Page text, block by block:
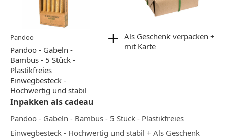
Pandoo
Pandoo - Gabeln -
Bambus - 5 Stück -
Plastikfreies
Einwegbesteck -
Hochwertig und stabil
Als Geschenk verpacken +
mit Karte
Inpakken als cadeau
Pandoo - Gabeln - Bambus - 5 Stück - Plastikfreies
Einwegbesteck - Hochwertig und stabil + Als Geschenk